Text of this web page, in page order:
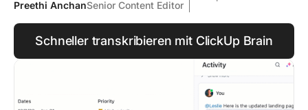
Preethi AnchanSenior Content Editor
Schneller transkribieren mit ClickUp Brain